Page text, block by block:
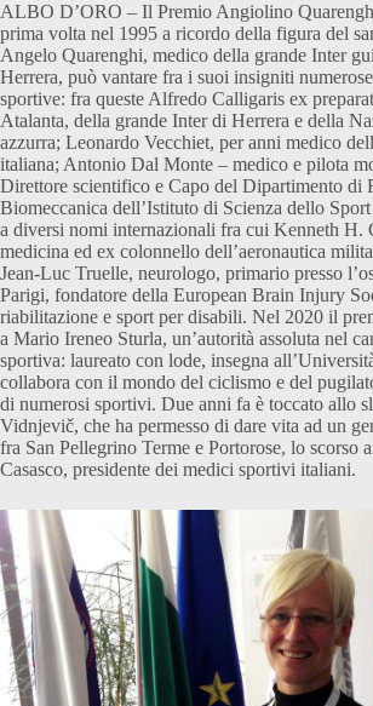
ALBO D’ORO – Il Premio Angiolino
prima volta nel 1995 a ricordo della figura del
Angelo Quarenghi, medico della grande Inter
Herrera, può vantare fra i suoi insigniti
sportive: fra queste Alfredo Calligaris ex
Atalanta, della grande Inter di Herrera e della
azzurra; Leonardo Vecchiet, per anni medico
italiana; Antonio Dal Monte – medico e pilota
Direttore scientifico e Capo del Dipartimento di
Biomeccanica dell’Istituto di Scienza dello
a diversi nomi internazionali fra cui Kenneth H.
medicina ed ex colonnello dell’aeronautica
Jean-Luc Truelle, neurologo, primario presso
Parigi, fondatore della European Brain Injury
riabilitazione e sport per disabili. Nel 2020 il
a Mario Ireneo Sturla, un’autorità assoluta nel
sportiva: laureato con lode, insegna
collabora con il mondo del ciclismo e del
di numerosi sportivi. Due anni fa è toccato allo
Vidnjevič, che ha permesso di dare vita ad un
fra San Pellegrino Terme e Portorose, lo scorso
Casasco, presidente dei medici sportivi italiani.